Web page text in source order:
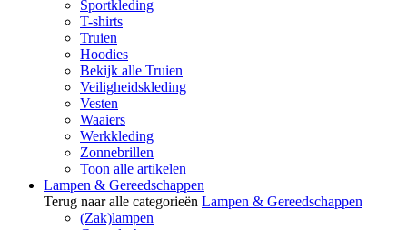
Sportkleding
T-shirts
Truien
Hoodies
Bekijk alle Truien
Veiligheidskleding
Vesten
Waaiers
Werkkleding
Zonnebrillen
Toon alle artikelen
Lampen & Gereedschappen
Terug naar alle categorieën Lampen & Gereedschappen
(Zak)lampen